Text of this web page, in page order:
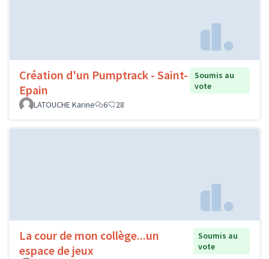
Création d'un Pumptrack - Saint-
Epain
Soumis au
vote
LATOUCHE Karine
6 28
La cour de mon collège...un
espace de jeux
Soumis au
vote